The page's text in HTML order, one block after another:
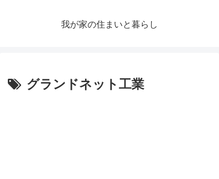
我が家の住まいと暮らし
グランドネット工業